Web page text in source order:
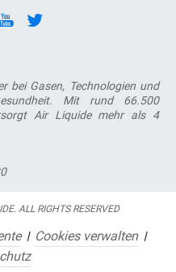
bei Gasen, Technologien und
Mit rund 66.500
Air Liquide mehr als 4
ALL RIGHTS RESERVED
Cookies verwalten